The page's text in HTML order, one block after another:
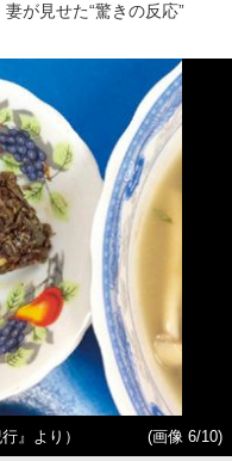
妻が見せた“驚きの反応”
』より）
(画像 6/10)